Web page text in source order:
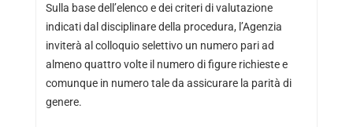
Sulla base dell’elenco e dei criteri di valutazione
indicati dal disciplinare della procedura, l’Agenzia
inviterà al colloquio selettivo un numero pari ad
almeno quattro volte il numero di figure richieste e
comunque in numero tale da assicurare la parità di
genere.